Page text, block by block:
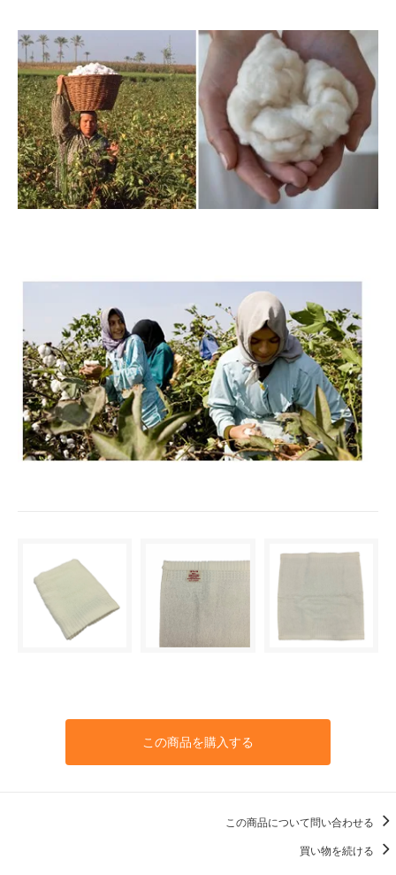
この商品を購入する
この商品について問い合わせる
買い物を続ける